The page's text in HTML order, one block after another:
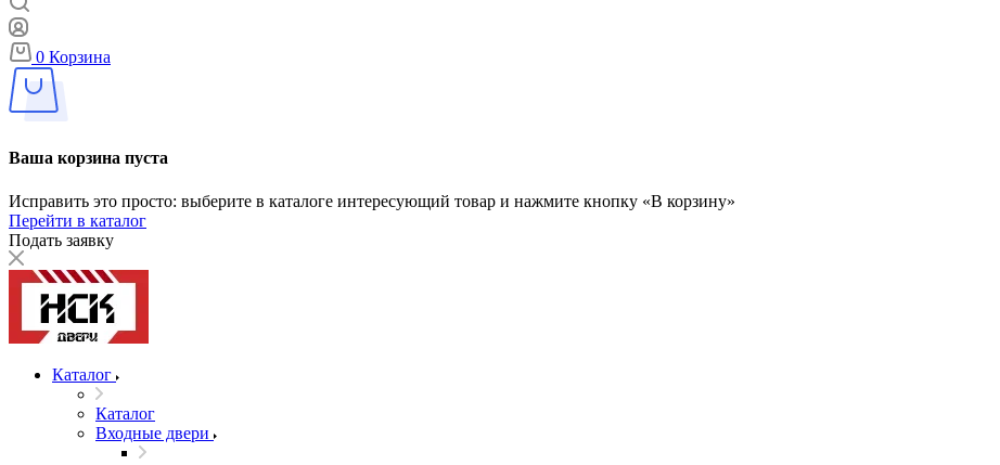
0 Корзина
Ваша корзина пуста
Исправить это просто: выберите в каталоге интересующий товар и нажмите кнопку «В корзину»
Перейти в каталог
Подать заявку
Каталог
Каталог
Входные двери